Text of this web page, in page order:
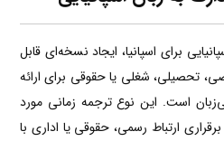
برای اسپانیا، ایجاد نسخه‌ای قابل
تحصیلی، شغلی یا حقوقی برای ارائه
است. این نوع ترجمه زمانی مورد
ارتباط رسمی، حقوقی یا اداری با